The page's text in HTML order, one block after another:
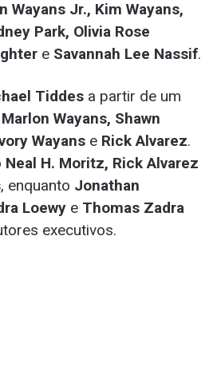
Wayans Jr., Kim Wayans,
Park, Olivia Rose
e Savannah Lee Nassif.
Tiddes a partir de um
Marlon Wayans, Shawn
Wayans e Rick Alvarez.
Neal H. Moritz, Rick Alvarez
, enquanto Jonathan
Loewy e Thomas Zadra
executivos.